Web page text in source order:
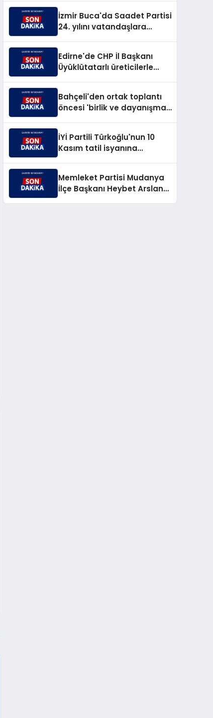
İzmir Buca'da Saadet Partisi
24. yılını vatandaşlara
Edirne'de CHP İl Başkanı
Üyüklütatarlı üreticilerle
Bahçeli'den ortak toplantı
öncesi 'birlik ve dayanışma'
İYİ Partili Türkoğlu'nun 10
Kasım tatil isyanına
Memleket Partisi Mudanya
İlçe Başkanı Heybet Arslan